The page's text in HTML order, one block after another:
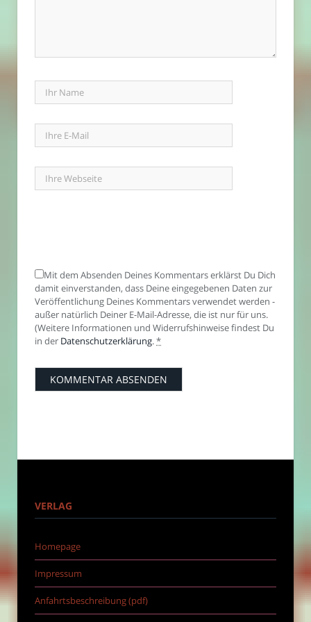
Mit dem Absenden Deines Kommentars erklärst Du Dich
damit einverstanden, dass Deine eingegebenen Daten zur
Veröffentlichung Deines Kommentars verwendet werden -
außer natürlich Deiner E-Mail-Adresse, die ist nur für uns.
(Weitere Informationen und Widerrufshinweise findest Du
in der Datenschutzerklärung.*
VERLAG
Homepage
Impressum
Anfahrtsbeschreibung (pdf)